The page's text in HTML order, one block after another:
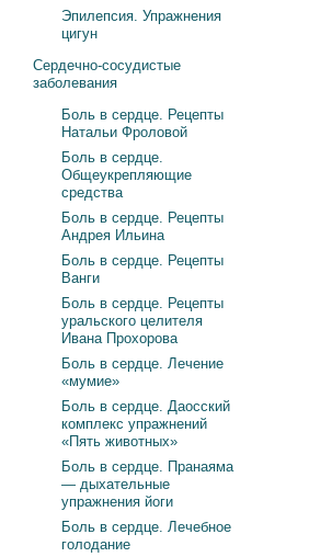
Эпилепсия. Упражнения
цигун
Сердечно-сосудистые
заболевания
Боль в сердце. Рецепты
Натальи Фроловой
Боль в сердце.
Общеукрепляющие
средства
Боль в сердце. Рецепты
Андрея Ильина
Боль в сердце. Рецепты
Ванги
Боль в сердце. Рецепты
уральского целителя
Ивана Прохорова
Боль в сердце. Лечение
«мумие»
Боль в сердце. Даосский
комплекс упражнений
«Пять животных»
Боль в сердце. Пранаяма
— дыхательные
упражнения йоги
Боль в сердце. Лечебное
голодание